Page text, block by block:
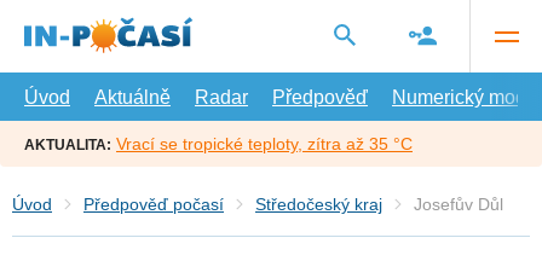
hlavní
Úvod
Aktuálně Radar Předpověď Numerický model
AKTUALITA: Vrací se tropické teploty, zítra až 35 °C
Úvod Předpověď počasí Středočeský kraj Josefův Důl